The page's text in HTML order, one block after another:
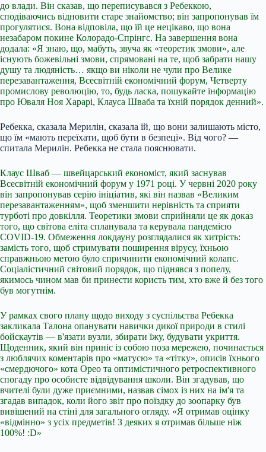
до влади. Він сказав, що переписувався з Ребеккою,
сподіваючись відновити старе знайомство; він запропонував їм
прогулятися. Вона відповіла, що їй це нецікаво, що вона
незабаром покине Колорадо-Спрінгс. На завершення вона
додала: «Я знаю, що, мабуть, звуча як «теоретик змови», але
існують божевільні змови, спрямовані на те, щоб забрати нашу
душу та людяність… якщо ви ніколи не чули про Велике
перезавантаження, Всесвітній економічний форум, Четверту
промислову революцію, то, будь ласка, пошукайте інформацію
про Юваля Ноя Харарі, Клауса Шваба та їхній порядок денний».
Ребекка, сказала Мерилін, сказала їй, що вони залишають місто,
що їм «мають переїхати, щоб бути в безпеці». Від чого? —
спитала Мерилін. Ребекка не стала пояснювати.
Клаус Шваб — швейцарський економіст, який заснував
Всесвітній економічний форум у 1971 році. У червні 2020 року
він запропонував серію ініціатив, які він назвав «Великим
перезавантаженням», щоб зменшити нерівність та сприяти
турботі про довкілля. Теоретики змови сприйняли це як доказ
того, що світова еліта спланувала та керувала пандемією
COVID-19. Обмеження локдауну розглядалися як хитрість:
замість того, щоб стримувати поширення вірусу, їхньою
справжньою метою було спричинити економічний колапс.
Соціалістичний світовий порядок, що піднявся з попелу,
якимось чином мав би принести користь тим, хто вже й без того
був могутнім.
У рамках свого плану щодо виходу з суспільства Ребекка
закликала Талона опанувати навички дикої природи в стилі
бойскаутів — в'язати вузли, збирати їжу, будувати укриття.
Щоденник, який він приніс із собою поза мережею, починається
з люблячих коментарів про «матусю» та «тітку», описів їхнього
«смердючого» кота Орео та оптимістичного ретроспективного
спогаду про особисте відвідування школи. Він згадував, що
вчителі були дуже приємними, назвав сімох із них на ім'я та
згадав випадок, коли його звіт про поїздку до зоопарку був
вивішений на стіні для загального огляду. «Я отримав оцінку
«відмінно» з усіх предметів! З деяких я отримав більше ніж
100%! :D»